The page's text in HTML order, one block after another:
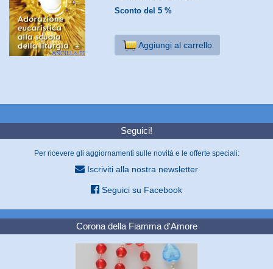
Sconto del 5 %
Aggiungi al carrello
Seguici!
Per ricevere gli aggiornamenti sulle novità e le offerte speciali:
Iscriviti alla nostra newsletter
Seguici su Facebook
Corona della Fiamma d'Amore